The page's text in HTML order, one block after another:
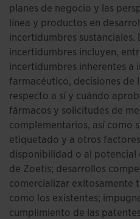
planes de negocio y las
línea y productos en
incertidumbres sustanciales.
incertidumbres incluyen,
incertidumbres inherentes a
farmacéutico, decisiones de
respecto a sí y cuándo
fármacos y solicitudes de
complementarios, así como
etiquetado y a otros
disponibilidad o al potencial
de Zoetis; desarrollos
comercializar exitosamente
como los existentes;
cumplimiento de las